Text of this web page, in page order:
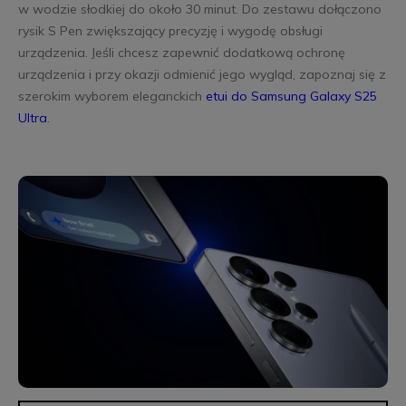
w wodzie słodkiej do około 30 minut. Do zestawu dołączono
rysik S Pen zwiększający precyzję i wygodę obsługi
urządzenia. Jeśli chcesz zapewnić dodatkową ochronę
urządzenia i przy okazji odmienić jego wygląd, zapoznaj się z
szerokim wyborem eleganckich etui do Samsung Galaxy S25
Ultra.